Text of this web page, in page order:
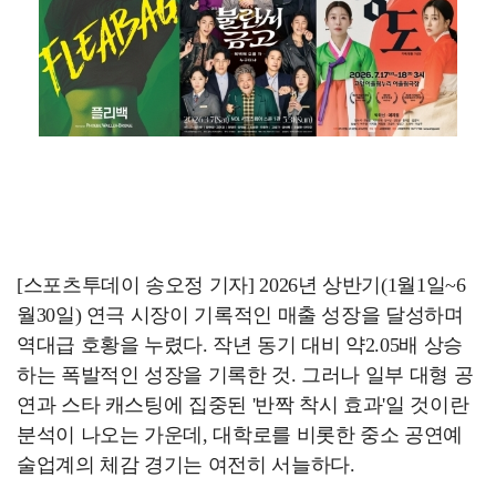
[스포츠투데이 송오정 기자] 2026년 상반기(1월1일~6
월30일) 연극 시장이 기록적인 매출 성장을 달성하며
역대급 호황을 누렸다. 작년 동기 대비 약2.05배 상승
하는 폭발적인 성장을 기록한 것. 그러나 일부 대형 공
연과 스타 캐스팅에 집중된 '반짝 착시 효과'일 것이란
분석이 나오는 가운데, 대학로를 비롯한 중소 공연예
술업계의 체감 경기는 여전히 서늘하다.